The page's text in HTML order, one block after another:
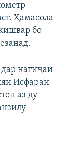
Ҳамасола
бо
натиҷаи
Исфараи
аз ду